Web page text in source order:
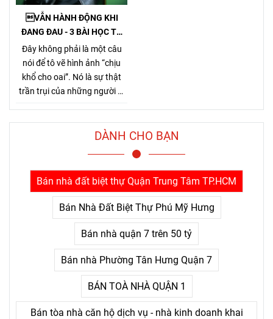
thị trường bất động sản.
VẪN HÀNH ĐỘNG KHI
ĐANG ĐAU - 3 BÀI HỌC TỪ
TỶ PHÚ JENSEN HUANG
Đây không phải là một câu
nói để tô vẽ hình ảnh “chịu
khổ cho oai”. Nó là sự thật
trần trụi của những người đi
người chỉ nhận ra sau khi đã
phải là khó khăn lớn, mà là
nỗi đau kéo dài không thấy
điểm kết.
DÀNH CHO BẠN
Bán nhà đất biệt thự Quận Trung Tâm TP.HCM
Bán Nhà Đất Biệt Thự Phú Mỹ Hưng
Bán nhà quận 7 trên 50 tỷ
Bán nhà Phường Tân Hưng Quận 7
BÁN TOÀ NHÀ QUẬN 1
Bán tòa nhà căn hộ dịch vụ - nhà kinh doanh khai